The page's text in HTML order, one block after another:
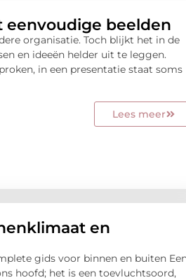
eenvoudige beelden
organisatie. Toch blijkt het in de
en ideeën helder uit te leggen.
in een presentatie staat soms
Lees meer
en
gids voor binnen en buiten
hoofd; het is een toevluchtsoord,